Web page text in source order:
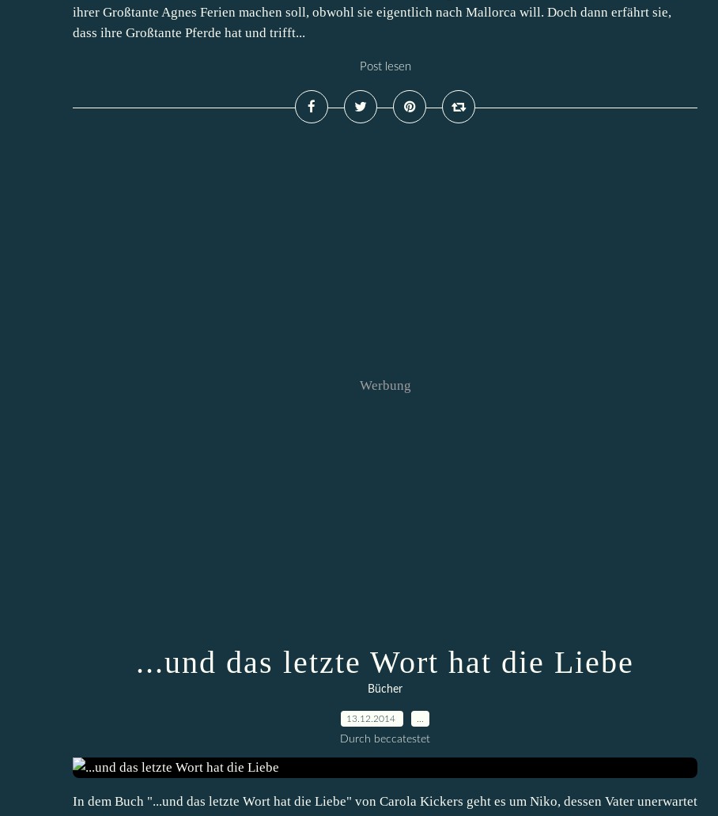
ihrer Großtante Agnes Ferien machen soll, obwohl sie eigentlich nach Mallorca will. Doch dann erfährt sie,
dass ihre Großtante Pferde hat und trifft...
Post lesen
Werbung
...und das letzte Wort hat die Liebe
Bücher
13.12.2014
Durch beccatestet
In dem Buch "...und das letzte Wort hat die Liebe" von Carola Kickers geht es um Niko, dessen Vater unerwartet